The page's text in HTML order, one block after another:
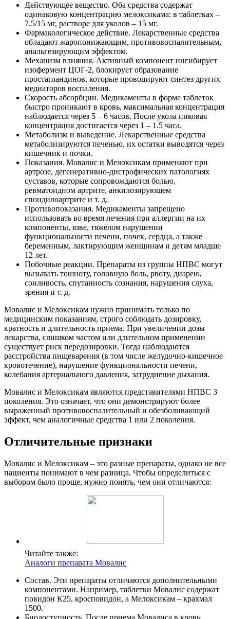
Действующее вещество. Оба средства содержат
одинаковую концентрацию мелоксикама: в таблетках –
7.5/15 мг, растворе для уколов – 15 мг.
Фармакологическое действие. Лекарственные средства
обладают жаропонижающим, противовоспалительным,
анальгезирующим эффектом.
Механизм влияния. Активный компонент ингибирует
изофермент ЦОГ-2, блокирует образование
простагландинов, которые провоцируют синтез других
медиаторов воспаления.
Скорость абсорбции. Медикаменты в форме таблеток
быстро проникают в кровь, максимальная концентрация
наблюдается через 5 – 6 часов. После укола пиковая
концентрация достигается через 1 – 1.5 часа.
Метаболизм и выведение. Лекарственные средства
метаболизируются печенью, их остатки выводятся через
кишечник и почки.
Показания. Мовалис и Мелоксикам применяют при
артрозе, дегенеративно-дистрофических патологиях
суставов, которые сопровождаются болью,
ревматоидном артрите, анкилозирующем
спондилоартрите и т. д.
Противопоказания. Медикаменты запрещено
использовать во время лечения при аллергии на их
компоненты, язве, тяжелом нарушении
функциональности печени, почек, сердца, а также
беременным, лактирующим женщинам и детям младше
12 лет.
Побочные реакции. Препараты из группы НПВС могут
вызывать тошноту, головную боль, рвоту, диарею,
сонливость, спутанность сознания, нарушения слуха,
зрения и т. д.
Мовалис и Мелоксикам нужно принимать только по
медицинским показаниям, строго соблюдать дозировку,
кратность и длительность приема. При увеличении дозы
лекарства, слишком частом или длительном применении
существует риск передозировки. Тогда наблюдаются
расстройства пищеварения (в том числе желудочно-кишечное
кровотечение), нарушение функциональности печени,
колебания артериального давления, затруднение дыхания.
Мовалис и Мелоксикам являются представителями НПВС 3
поколения. Это означает, что они демонстрируют более
выраженный противовоспалительный и обезболивающий
эффект, чем аналогичные средства 1 или 2 поколения.
Отличительные признаки
Мовалис и Мелоксикам – это разные препараты, однако не все
пациенты понимают в чем разница. Чтобы определиться с
выбором было проще, нужно понять, чем они отличаются:
Читайте также:
Аналоги препарата Мовалис
Состав. Эти препараты отличаются дополнительными
компонентами. Например, таблетки Мовалис содержат
повидон К25, кросповидон, а Мелоксикам – крахмал
1500.
Биодоступность. После приема Мовалиса в кровь